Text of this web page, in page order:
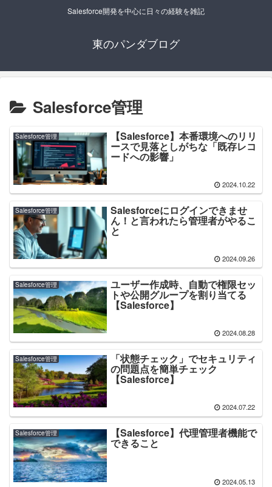
Salesforce開発を中心に日々の経験を雑記
東のパンダブログ
Salesforce管理
Salesforce管理 【Salesforce】本番環境へのリリ
ースで見落としがちな「既存レコ
ードへの影響」
2024.10.22
Salesforce管理 Salesforceにログインできませ
ん！と言われたら管理者がやるこ
と
2024.09.26
Salesforce管理 ユーザー作成時、自動で権限セッ
トや公開グループを割り当てる
【Salesforce】
2024.08.28
Salesforce管理 「状態チェック」でセキュリティ
の問題点を簡単チェック
【Salesforce】
2024.07.22
Salesforce管理 【Salesforce】代理管理者機能で
できること
2024.05.13